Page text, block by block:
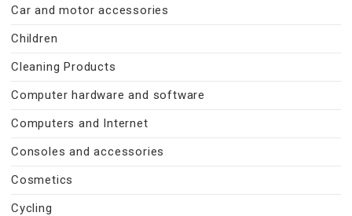
Car and motor accessories
Children
Cleaning Products
Computer hardware and software
Computers and Internet
Consoles and accessories
Cosmetics
Cycling